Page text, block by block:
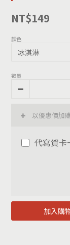
NT$149
顏色
數量
以優惠價加
代寫賀卡
加入購